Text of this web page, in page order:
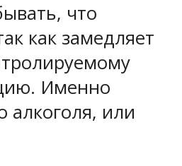
что
как замедляет
Именно
алкоголя, или